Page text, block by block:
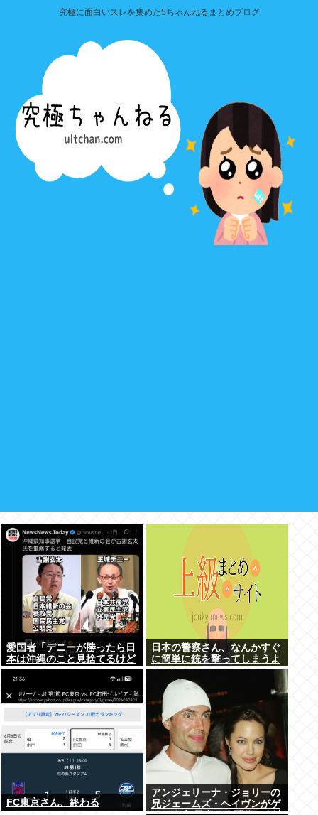
究極に面白いスレを集めた5ちゃんねるまとめブログ
愛国者「デニーが勝ったら日
本は沖縄のこと見捨てるけど
いいの？」
日本の警察さん、なんかすぐ
に簡単に銃を撃ってしまうよ
うになる…
FC東京さん、終わる
アンジェリーナ・ジョリーの
兄ジェームズ・ヘイヴンがゲ